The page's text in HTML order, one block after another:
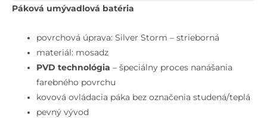
Joy
batéria
výpustom,
Silver
Storm
Páková umývadlová batéria
povrchová úprava: Silver Storm – strieborná
materiál: mosadz
PVD technológia – špeciálny proces nanášania
farebného povrchu
kovová ovládacia páka bez označenia studená/teplá
pevný vývod